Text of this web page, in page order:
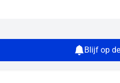
Blijf op